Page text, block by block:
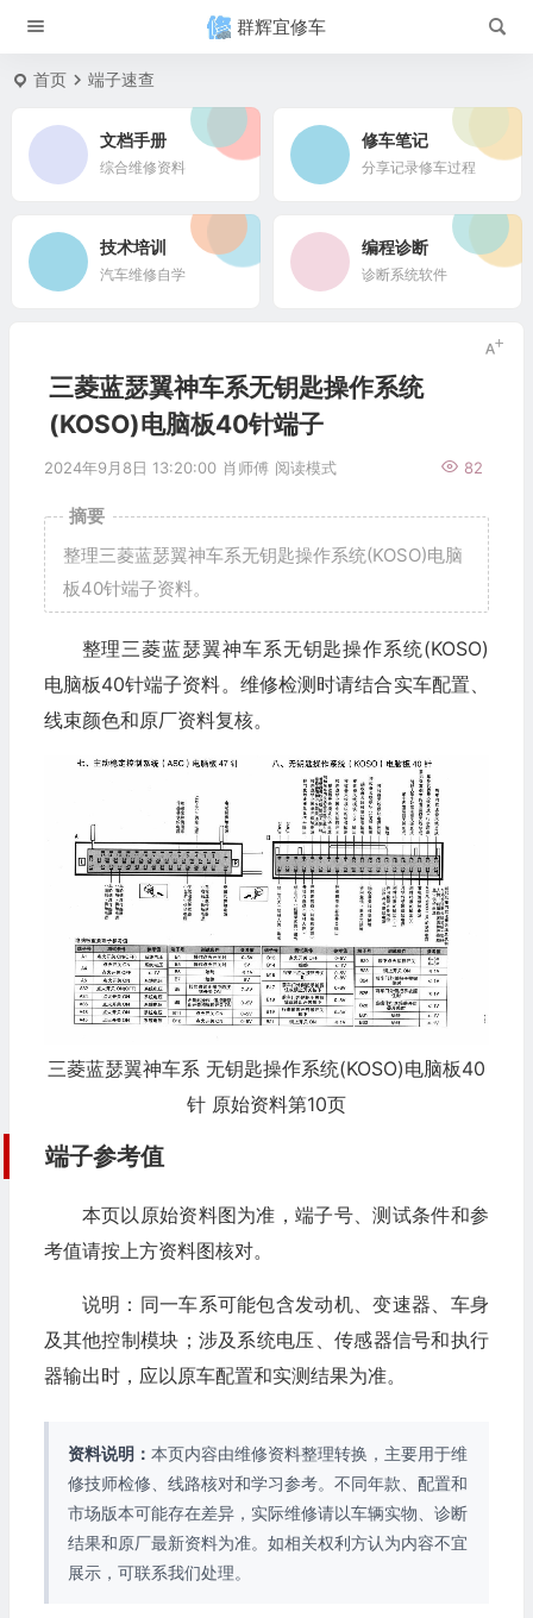
群辉宜修车
首页 端子速查
文档手册
综合维修资料
修车笔记
分享记录修车过程
技术培训
汽车维修自学
编程诊断
诊断系统软件
三菱蓝瑟翼神车系无钥匙操作系统
(KOSO)电脑板40针端子
2024年9月8日 13:20:00 肖师傅 82
阅读模式
摘要
整理三菱蓝瑟翼神车系无钥匙操作系统(KOSO)电脑
板40针端子资料。
整理三菱蓝瑟翼神车系无钥匙操作系统(KOSO)
电脑板40针端子资料。维修检测时请结合实车配置、
线束颜色和原厂资料复核。
三菱蓝瑟翼神车系 无钥匙操作系统(KOSO)电脑板40
针 原始资料第10页
端子参考值
本页以原始资料图为准，端子号、测试条件和参
考值请按上方资料图核对。
说明：同一车系可能包含发动机、变速器、车身
及其他控制模块；涉及系统电压、传感器信号和执行
器输出时，应以原车配置和实测结果为准。
资料说明： 本页内容由维修资料整理转换，主要用于维
修技师检修、线路核对和学习参考。不同年款、配置和
市场版本可能存在差异，实际维修请以车辆实物、诊断
结果和原厂最新资料为准。如相关权利方认为内容不宜
展示，可联系我们处理。